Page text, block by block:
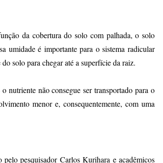
da cobertura do solo com palhada, o solo
umidade é importante para o sistema radicular
solo para chegar até a superfície da raiz.
nutriente não consegue ser transportado para o
menor e, consequentemente, com uma
pesquisador Carlos Kurihara e acadêmicos